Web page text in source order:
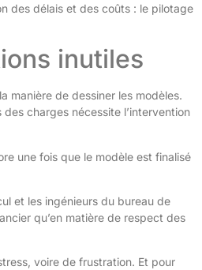
des délais et des coûts : le pilotage
inutiles
manière de dessiner les modèles.
charges nécessite l’intervention
une fois que le modèle est finalisé
et les ingénieurs du bureau de
qu’en matière de respect des
voire de frustration. Et pour